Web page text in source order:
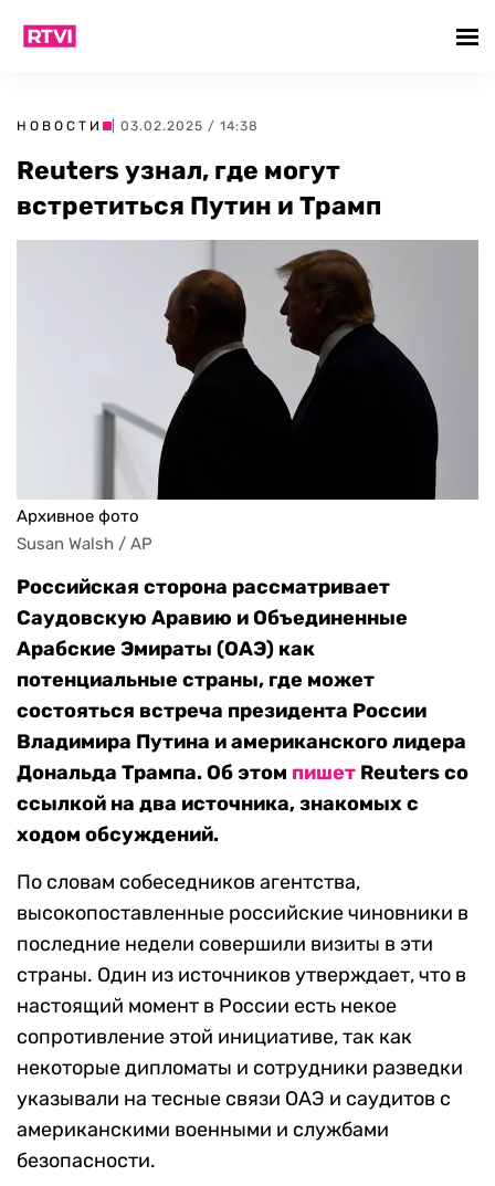
НОВОСТИ | 03.02.2025 / 14:38
Reuters узнал, где могут
встретиться Путин и Трамп
Архивное фото
Susan Walsh / AP
Российская сторона рассматривает
Саудовскую Аравию и Объединенные
Арабские Эмираты (ОАЭ) как
потенциальные страны, где может
состояться встреча президента России
Владимира Путина и американского лидера
Дональда Трампа. Об этом пишет Reuters со
ссылкой на два источника, знакомых с
ходом обсуждений.
По словам собеседников агентства,
высокопоставленные российские чиновники в
последние недели совершили визиты в эти
страны. Один из источников утверждает, что в
настоящий момент в России есть некое
сопротивление этой инициативе, так как
некоторые дипломаты и сотрудники разведки
указывали на тесные связи ОАЭ и саудитов с
американскими военными и службами
безопасности.